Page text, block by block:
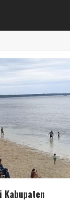
Kabupaten